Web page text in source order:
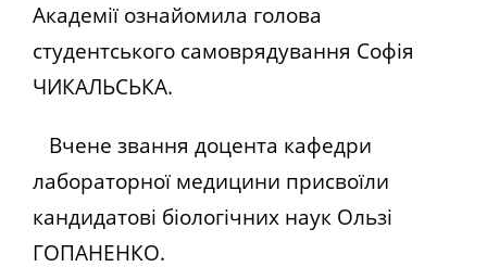
Академії ознайомила голова
студентського самоврядування Софія
ЧИКАЛЬСЬКА.
Вчене звання доцента кафедри
лабораторної медицини присвоїли
кандидатові біологічних наук Ользі
ГОПАНЕНКО.